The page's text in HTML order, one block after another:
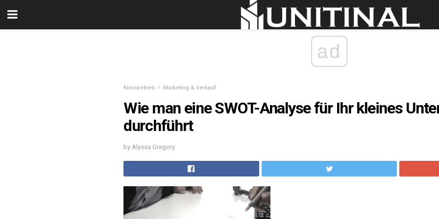
ad
Kleinbetrieb Marketing & Verkauf
Wie man eine SWOT-Analyse für Ihr kleines
durchführt
by Alyssa Gregory